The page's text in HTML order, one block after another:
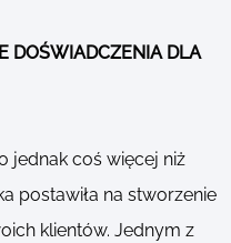
DOŚWIADCZENIA DLA
jednak coś więcej niż
postawiła na stworzenie
klientów. Jednym z